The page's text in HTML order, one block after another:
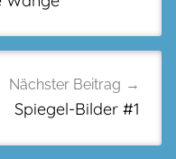
Nächster Beitrag
Spiegel-Bilder #1